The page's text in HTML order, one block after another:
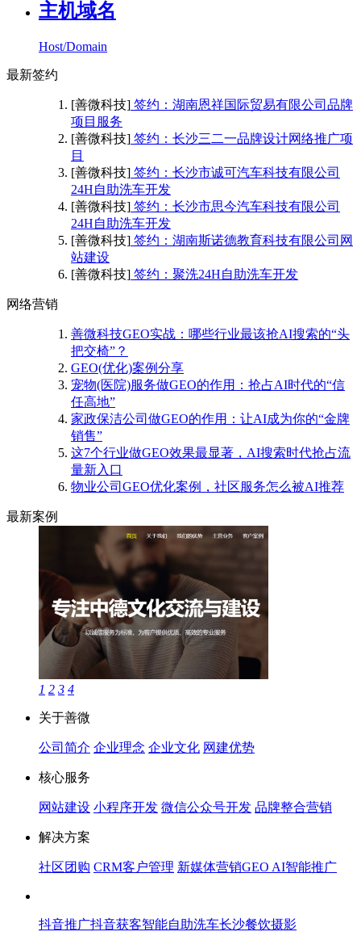
主机域名
Host/Domain
最新签约
[善微科技] 签约：湖南恩祥国际贸易有限公司品牌
项目服务
[善微科技] 签约：长沙三二一品牌设计网络推广项
目
[善微科技] 签约：长沙市诚可汽车科技有限公司
24H自助洗车开发
[善微科技] 签约：长沙市思今汽车科技有限公司
24H自助洗车开发
[善微科技] 签约：湖南斯诺德教育科技有限公司网
站建设
[善微科技] 签约：聚洗24H自助洗车开发
网络营销
善微科技GEO实战：哪些行业最该抢AI搜索的“头
把交椅”？
GEO(优化)案例分享
宠物(医院)服务做GEO的作用：抢占AI时代的“信
任高地”
家政保洁公司做GEO的作用：让AI成为你的“金牌
销售”
这7个行业做GEO效果最显著，AI搜索时代抢占流
量新入口
物业公司GEO优化案例，社区服务怎么被AI推荐
最新案例
1 2 3 4
关于善微
公司简介 企业理念 企业文化 网建优势
核心服务
网站建设 小程序开发 微信公众号开发 品牌整合营销
解决方案
社区团购 CRM客户管理 新媒体营销GEO AI智能推广
抖音推广抖音获客智能自助洗车长沙餐饮摄影